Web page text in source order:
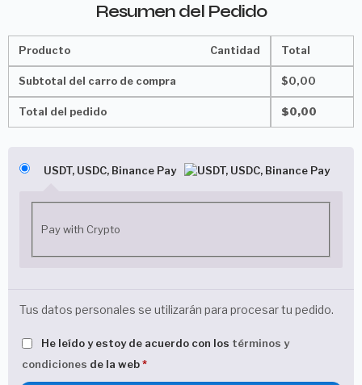
Resumen del Pedido
Producto Cantidad Total
Subtotal del carro de compra $0,00
Total del pedido $0,00
USDT, USDC, Binance Pay
Pay with Crypto
Tus datos personales se utilizarán para procesar tu pedido.
He leído y estoy de acuerdo con los términos y
condiciones de la web*